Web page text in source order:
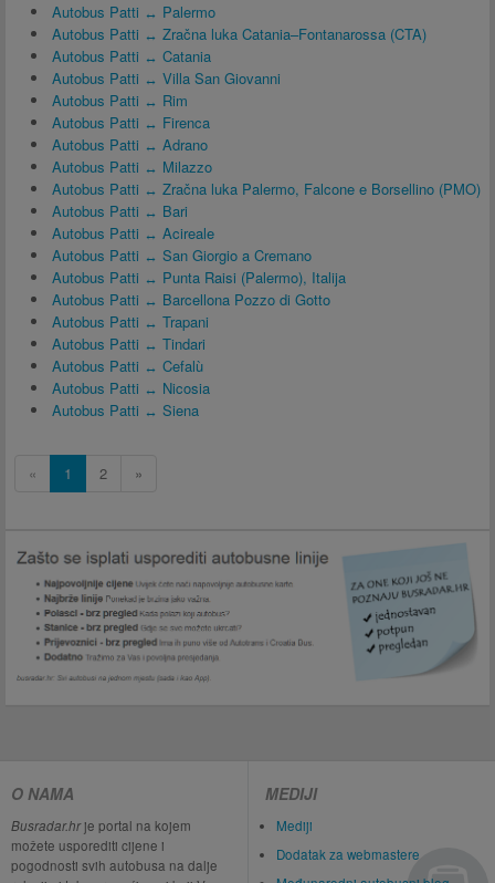
Autobus Patti ↔ Palermo
Autobus Patti ↔ Zračna luka Catania–Fontanarossa (CTA)
Autobus Patti ↔ Catania
Autobus Patti ↔ Villa San Giovanni
Autobus Patti ↔ Rim
Autobus Patti ↔ Firenca
Autobus Patti ↔ Adrano
Autobus Patti ↔ Milazzo
Autobus Patti ↔ Zračna luka Palermo, Falcone e Borsellino (PMO)
Autobus Patti ↔ Bari
Autobus Patti ↔ Acireale
Autobus Patti ↔ San Giorgio a Cremano
Autobus Patti ↔ Punta Raisi (Palermo), Italija
Autobus Patti ↔ Barcellona Pozzo di Gotto
Autobus Patti ↔ Trapani
Autobus Patti ↔ Tindari
Autobus Patti ↔ Cefalù
Autobus Patti ↔ Nicosia
Autobus Patti ↔ Siena
« 1 2 »
O NAMA
Busradar.hrje portal na kojem
možete usporediti cijene i
pogodnosti svih autobusa na dalje
MEDIJI
Mediji
Dodatak za webmastere